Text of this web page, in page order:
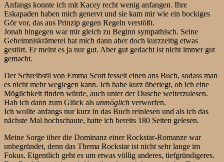
Anfangs konnte ich mit Kacey recht wenig anfangen. Ihre
Eskapaden haben mich genervt und sie kam mir wie ein bockiges
Gör vor, das aus Prinzip gegen Regeln verstößt.
Jonah hingegen war mir gleich zu Beginn sympathisch. Seine
Geheimniskrämerei hat mich dann aber doch kurzzeitig etwas
gestört. Er meint es ja nur gut. Aber gut gedacht ist nicht immer gut
gemacht.
Der Schreibstil von Emma Scott fesselt einen ans Buch, sodass man
es nicht mehr weglegen kann. Ich habe kurz überlegt, ob ich eine
Möglichkeit finden würde, auch unter der Dusche weiterzulesen.
Hab ich dann zum Glück als unmöglich verworfen.
Ich wollte anfangs nur kurz in das Buch reinlesen und als ich das
nächste Mal hochschaute, hatte ich bereits 180 Seiten gelesen.
Meine Sorge über die Dominanz einer Rockstar-Romanze war
unbegründet, denn das Thema Rockstar ist nicht sehr lange im
Fokus. Eigentlich geht es um etwas völlig anderes, tiefgründigeres.